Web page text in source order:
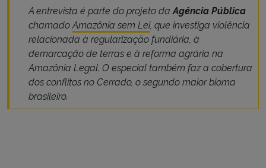
A entrevista é parte do projeto daAgência Pública
chamadoAmazônia sem Lei, que investiga violência
relacionada à regularização fundiária, à
demarcação de terras e à reforma agrária na
Amazônia Legal. O especial também faz a cobertura
dos conflitos no Cerrado, o segundo maior bioma
brasileiro.